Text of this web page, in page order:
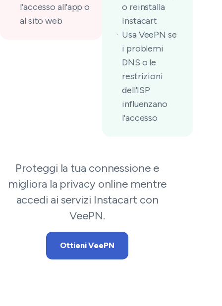
l'accesso all'app o
al sito web
o reinstalla
Instacart
Usa VeePN se
i problemi
DNS o le
restrizioni
dell'ISP
influenzano
l'accesso
Proteggi la tua connessione e
migliora la privacy online mentre
accedi ai servizi Instacart con
VeePN.
Ottieni VeePN